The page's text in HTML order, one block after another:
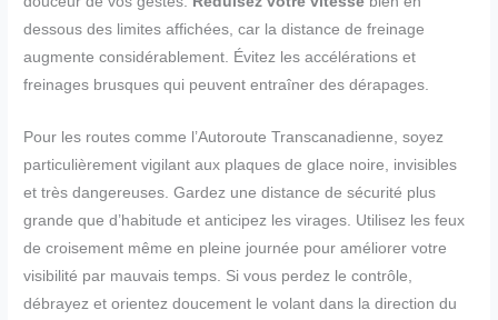
dessous des limites affichées, car la distance de freinage
augmente considérablement. Évitez les accélérations et
freinages brusques qui peuvent entraîner des dérapages.
Pour les routes comme l’Autoroute Transcanadienne, soyez
particulièrement vigilant aux plaques de glace noire, invisibles
et très dangereuses. Gardez une distance de sécurité plus
grande que d’habitude et anticipez les virages. Utilisez les feux
de croisement même en pleine journée pour améliorer votre
visibilité par mauvais temps. Si vous perdez le contrôle,
débrayez et orientez doucement le volant dans la direction du